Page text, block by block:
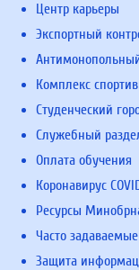
Центр карьеры
Экспортный
Комплекс
Студенческий
Служебный
Оплата обучения
Коронавирус
Ресурсы
Часто
Защита